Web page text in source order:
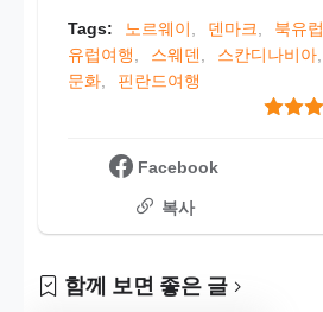
Tags: 노르웨이 덴마크 북유럽
유럽여행
스웨덴 스칸디나비아
문화
핀란드여행
Facebook
복사
함께 보면 좋은 글